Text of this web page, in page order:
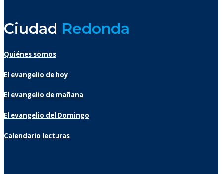
Ciudad Redonda
Quiénes somos
El evangelio de hoy
El evangelio de mañana
El evangelio del Domingo
Calendario lecturas